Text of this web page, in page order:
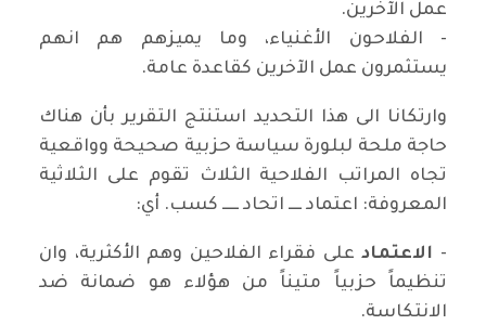
عمل الآخرين.
- الفلاحون الأغنياء، وما يميزهم هم انهم
يستثمرون عمل الآخرين كقاعدة عامة.
وارتكانا الى هذا التحديد استنتج التقرير بأن هناك
حاجة ملحة لبلورة سياسة حزبية صحيحة وواقعية
تجاه المراتب الفلاحية الثلاث تقوم على الثلاثية
المعروفة: اعتماد ــــ اتحاد ـــــ كسب. أي:
- الاعتمادعلى فقراء الفلاحين وهم الأكثرية، وان
تنظيماً حزبياً متيناً من هؤلاء هو ضمانة ضد
الانتكاسة.